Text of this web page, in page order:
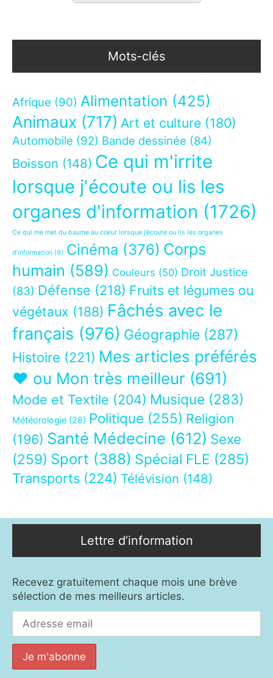
Mots-clés
Afrique (90) Alimentation (425)
Animaux (717) Art et culture (180)
Automobile (92) Bande dessinée (84)
Boisson (148) Ce qui m'irrite
lorsque j'écoute ou lis les
organes d'information (1726)
Ce qui me met du baume au coeur lorsque j’écoute ou lis les organes
d’information (9) Cinéma (376) Corps
humain (589) Couleurs (50) Droit Justice
(83) Défense (218) Fruits et légumes ou
végétaux (188) Fâchés avec le
français (976) Géographie (287)
Histoire (221) Mes articles préférés
❤ ou Mon très meilleur (691)
Mode et Textile (204) Musique (283)
Météorologie (28) Politique (255) Religion
(196) Santé Médecine (612) Sexe
(259) Sport (388) Spécial FLE (285)
Transports (224) Télévision (148)
Lettre d’information
Recevez gratuitement chaque mois une brève
sélection de mes meilleurs articles.